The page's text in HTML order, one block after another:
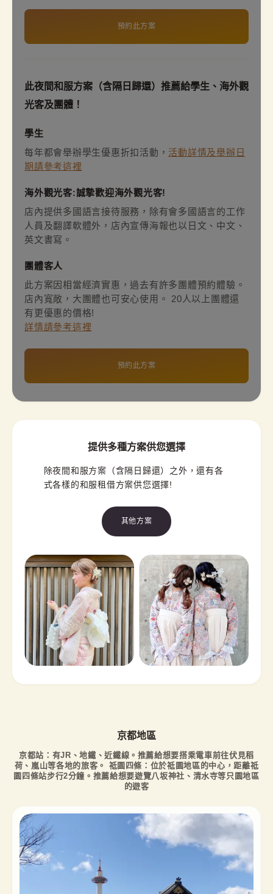
預約此方案
此夜間和服方案（含隔日歸還）推薦給學生、海外觀
光客及團體！
學生
每年都會舉辦學生優惠折扣活動， 活動詳情及舉辦日
期請參考這裡
海外觀光客:誠摯歡迎海外觀光客!
店內提供多國語言接待服務，除有會多國語言的工作
人員及翻譯軟體外，店內宣傳海報也以日文、中文、
英文書寫。
團體客人
此方案因相當經濟實惠，過去有許多團體預約體驗。
店內寬敞，大團體也可安心使用。 20人以上團體還
有更優惠的價格!
詳情請參考這裡
預約此方案
提供多種方案供您選擇
除夜間和服方案（含隔日歸還）之外，還有各
式各樣的和服租借方案供您選擇!
其他方案
京都地區
京都站：有JR、地鐵、近鐵線。推薦給想要搭乘電車前往伏見稻
荷、嵐山等各地的旅客。 祗園四條：位於祗園地區的中心，距離祗
園四條站步行2分鐘。推薦給想要遊覽八坂神社、清水寺等只園地區
的遊客